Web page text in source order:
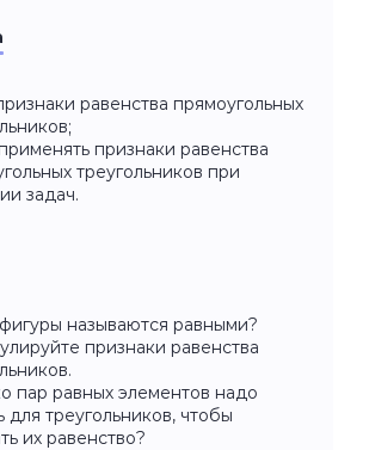
равенства прямоугольных
признаки равенства
треугольников при
задач.
называются равными?
признаки равенства
пар равных элементов надо
для треугольников, чтобы
их равенство?